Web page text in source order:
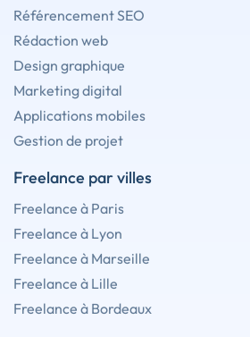
Référencement SEO
Rédaction web
Design graphique
Marketing digital
Applications mobiles
Gestion de projet
Freelance par villes
Freelance à Paris
Freelance à Lyon
Freelance à Marseille
Freelance à Lille
Freelance à Bordeaux